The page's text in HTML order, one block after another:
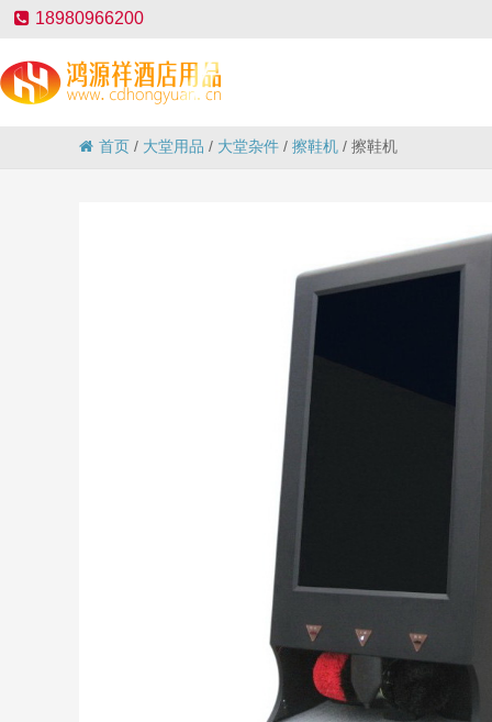
18980966200
首页 / 大堂用品 / 大堂杂件 / 擦鞋机 / 擦鞋机